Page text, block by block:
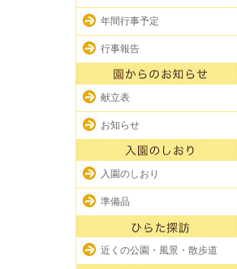
年間行事予定
行事報告
献立表
お知らせ
入園のしおり
準備品
近くの公園・風景・散歩道